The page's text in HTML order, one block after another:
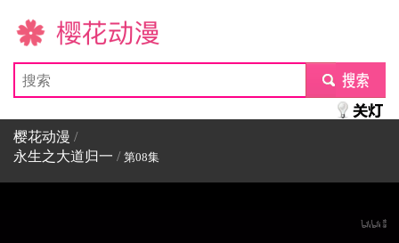
樱花动漫
submit
樱花动漫 /
永生之大道归一 / 第08集